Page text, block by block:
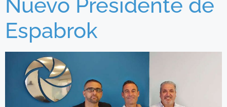
Nuevo Presidente de
Espabrok